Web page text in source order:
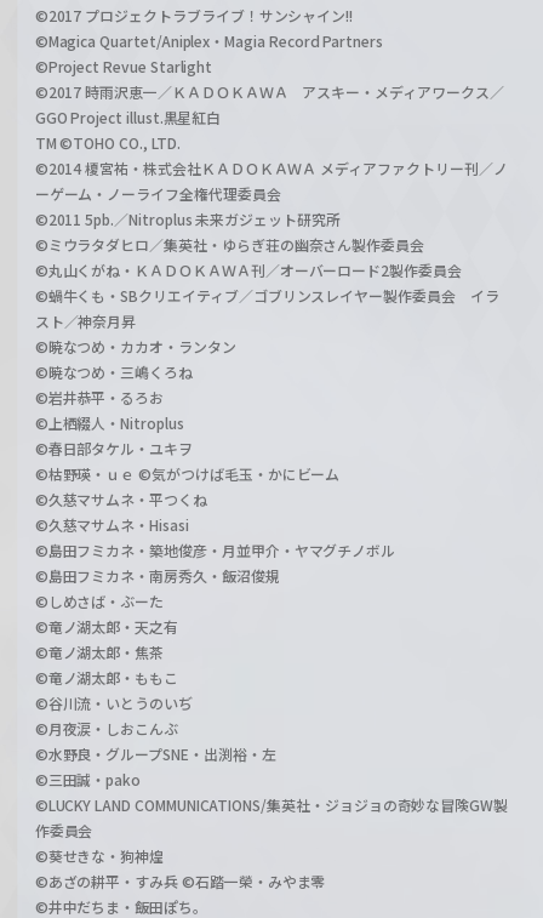
©2017 プロジェクトラブライブ！サンシャイン!!
©Magica Quartet/Aniplex・Magia Record Partners
©Project Revue Starlight
©2017 時雨沢恵一／ＫＡＤＯＫＡＷＡ アスキー・メディアワークス／
GGO Project illust.黒星紅白
TM ©TOHO CO., LTD.
©2014 榎宮祐・株式会社ＫＡＤＯＫＡＷＡ メディアファクトリー刊／ノ
ーゲーム・ノーライフ全権代理委員会
©2011 5pb.／Nitroplus 未来ガジェット研究所
©ミウラタダヒロ／集英社・ゆらぎ荘の幽奈さん製作委員会
©丸山くがね・ＫＡＤＯＫＡＷＡ刊／オーバーロード2製作委員会
©蝸牛くも・SBクリエイティブ／ゴブリンスレイヤー製作委員会 イラ
スト／神奈月昇
©暁なつめ・カカオ・ランタン
©暁なつめ・三嶋くろね
©岩井恭平・るろお
©上栖綴人・Nitroplus
©春日部タケル・ユキヲ
©枯野瑛・ｕｅ ©気がつけば毛玉・かにビーム
©久慈マサムネ・平つくね
©久慈マサムネ・Hisasi
©島田フミカネ・築地俊彦・月並甲介・ヤマグチノボル
©島田フミカネ・南房秀久・飯沼俊規
©しめさば・ぶーた
©竜ノ湖太郎・天之有
©竜ノ湖太郎・焦茶
©竜ノ湖太郎・ももこ
©谷川流・いとうのいぢ
©月夜涙・しおこんぶ
©水野良・グループSNE・出渕裕・左
©三田誠・pako
©LUCKY LAND COMMUNICATIONS/集英社・ジョジョの奇妙な冒険GW製
作委員会
©葵せきな・狗神煌
©あざの耕平・すみ兵 ©石踏一榮・みやま零
©井中だちま・飯田ぽち。